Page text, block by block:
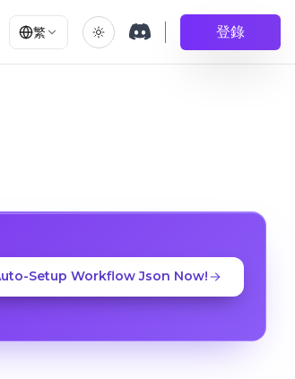
繁 登錄
Setup Workflow Json Now!